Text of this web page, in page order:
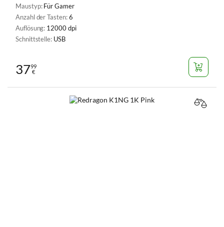
Maustyp:Für Gamer
Anzahl der Tasten:6
Auflösung: 12000 dpi
Schnittstelle: USB
3799
€